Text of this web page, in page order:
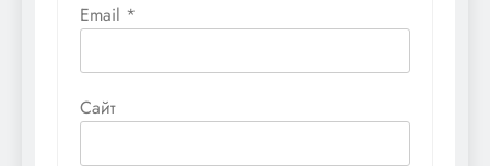
Email *
Сайт